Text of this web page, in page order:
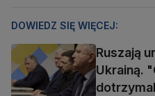
DOWIEDZ SIĘ WIĘCEJ:
Ruszają
Ukrainą.